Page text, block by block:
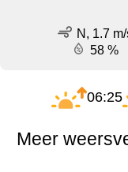
N, 1.7
58 %
06:25
Meer